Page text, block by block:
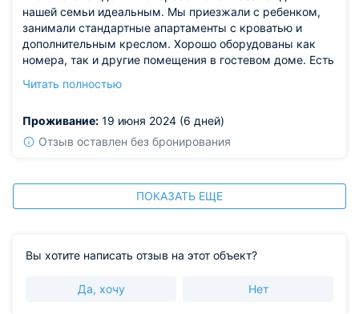
нашей семьи идеальным. Мы приезжали с ребенком,
занимали стандартные апартаменты с кроватью и
дополнительным креслом. Хорошо оборудованы как
номера, так и другие помещения в гостевом доме. Есть
счастлив. До пляжа идти несколько минут. Здесь часто
работает зона отдыха и красивая терраса. Мы остались
довольны.
Читать полностью
Проживание: 19 июня 2024 (6 дней)
Отзыв оставлен без бронирования
ПОКАЗАТЬ ЕЩЕ
Вы хотите написать отзыв на этот объект?
Да, хочу Нет